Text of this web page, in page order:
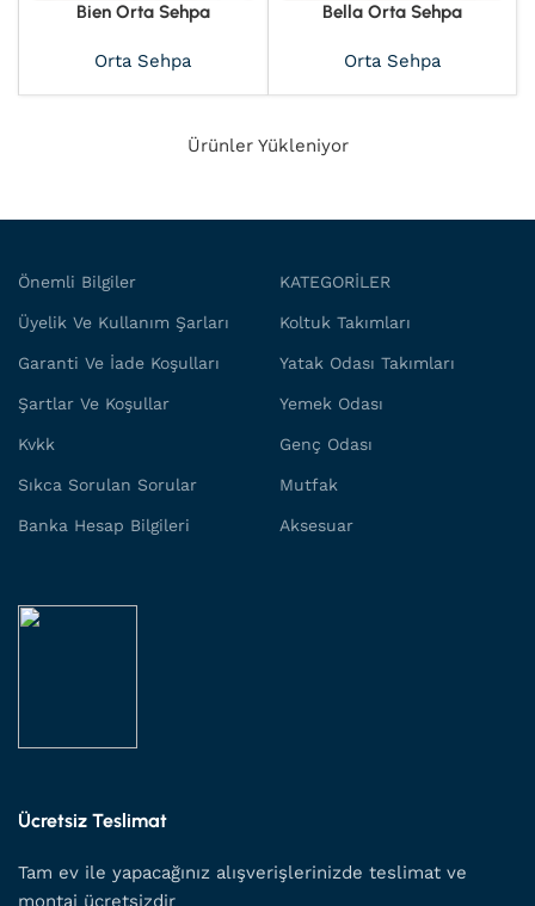
Bien Orta Sehpa
Orta Sehpa
Bella Orta Sehpa
Orta Sehpa
Ürünler Yükleniyor
Önemli Bilgiler
Üyelik Ve Kullanım Şarları
Garanti Ve İade Koşulları
Şartlar Ve Koşullar
Kvkk
Sıkca Sorulan Sorular
Banka Hesap Bilgileri
KATEGORİLER
Koltuk Takımları
Yatak Odası Takımları
Yemek Odası
Genç Odası
Mutfak
Aksesuar
Ücretsiz Teslimat
Tam ev ile yapacağınız alışverişlerinizde teslimat ve
montaj ücretsizdir